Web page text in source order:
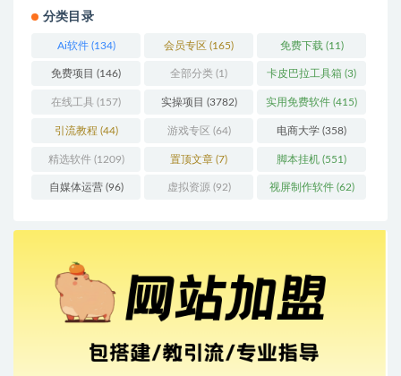
分类目录
Ai软件(134) 会员专区 (165) 免费下载 (11)
免费项目 (146) 全部分类 (1) 卡皮巴拉工具箱 (3)
在线工具 (157) 实操项目 (3782) 实用免费软件 (415)
引流教程 (44) 游戏专区 (64) 电商大学 (358)
精选软件(1209) 置顶文章 (7) 脚本挂机 (551)
自媒体运营(96) 虚拟资源 (92) 视屏制作软件(62)